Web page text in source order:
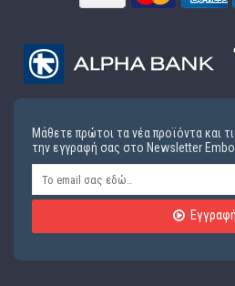
Μάθετε πρώτοι τα νέα προϊόντα και
την εγγραφή σας στο Newsletter
Εγγραφή